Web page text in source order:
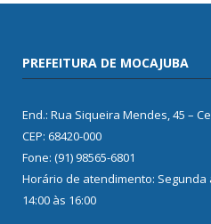
PREFEITURA DE MOCAJUBA
End.: Rua Siqueira Mendes, 45 –
CEP: 68420-000
Fone: (91) 98565-6801
Horário de atendimento: Segunda
14:00 às 16:00